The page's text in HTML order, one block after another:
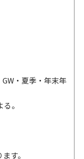
・夏季・年末年
。
す。